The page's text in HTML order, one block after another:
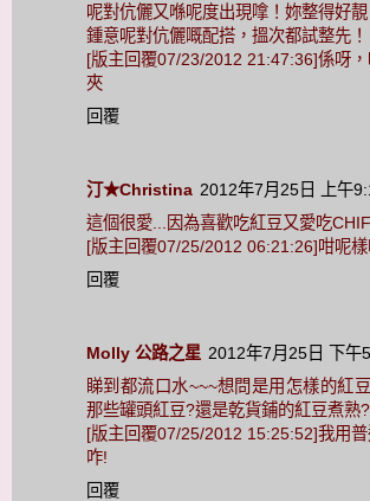
呢對伉儷又喺呢度出現嗱！妳整得好
鍾意呢對伉儷嘅配搭，搵次都試整先！
[版主回覆07/23/2012 21:47:36]係呀
夾
回覆
汀★Christina 2012年7月25日 上午
這個很愛...因為喜歡吃紅豆又愛吃
[版主回覆07/25/2012 06:21:26]咁呢樣
回覆
Molly 公路之星 2012年7月25日 下午
睇到都流口水~~~想問是用怎樣的紅
那些罐頭紅豆?還是乾貨鋪的紅豆煮熟?
[版主回覆07/25/2012 15:25:52]我用
咋!
回覆